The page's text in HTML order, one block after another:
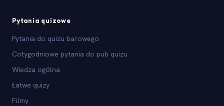
Pytania quizowe
Pytania do quizu barowego
Cotygodniowe pytania do pub quizu
Wiedza ogólna
Łatwe quizy
Filmy